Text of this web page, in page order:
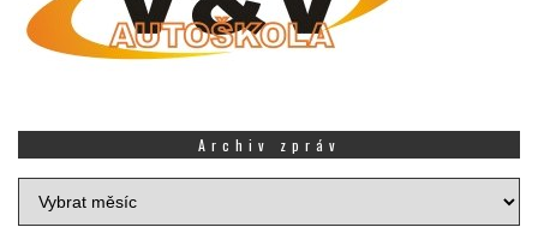
Archiv zpráv
Archiv
zpráv